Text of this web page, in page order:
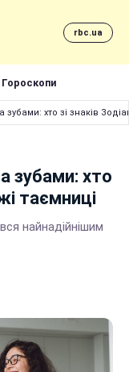
rbc.ua
Гороскопи
хто зі знаків
зубами: хто
таємниці
найнадійнішим